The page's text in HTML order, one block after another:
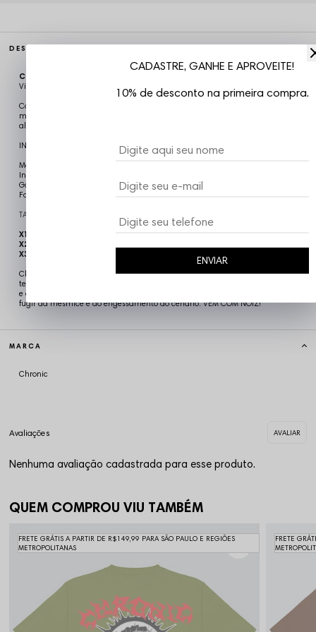
DESCRIÇÃO COMPLETA
Código identificador (SKU):
Vizu07
Camiseta Chronic Plus Size, modelagem reta, gola redonda careca,
mangas curtas, estampa em silk, costuras reforçadas, confeccionada em
algodão, proporcionando caimento perfeito e muito conforto.
INFORMAÇÕES DO PRODUTO
Modelo: Masculino
Indicado para: dia-a-dia
Garantia: Contra defeito de fabricação.
Fabricado no Brasil
TABELA DE TAMANHOS
X1: 88cm x 68cm
X2: 90cm x 72cm
X3: 92cm x 76cm
Chronic é referência em Streetwear! A Chronic retrata em suas estampas
temas complexos que as demais tratam como tabu. Urbana, underground
e diferenciada, a marca representa A RUA e suas diversas tribos, buscando
fugir da mesmice e do engessamento do cenário. VEM COM NOIZ!
MARCA
Chronic
Nenhuma avaliação cadastrada para esse produto.
QUEM COMPROU VIU TAMBÉM
FRETE GRÁTIS A PARTIR DE R$149,99 PARA SÃO PAULO E REGIÕES
METROPOLITANAS
FRETE
CADASTRE, GANHE E APROVEITE!
10% de desconto na primeira compra.
ENVIAR